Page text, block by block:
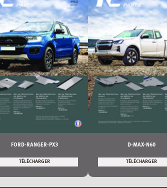
FORD-RANGER-PX3
TÉLÉCHARGER
D-MAX-N60
TÉLÉCHARGER